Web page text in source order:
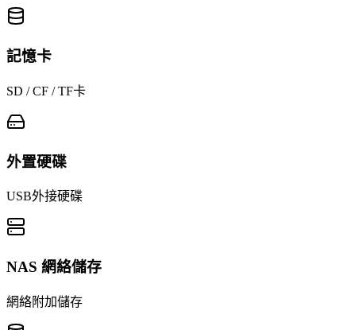
記憶卡
SD / CF / TF卡
外置硬碟
USB外接硬碟
NAS 網絡儲存
網絡附加儲存